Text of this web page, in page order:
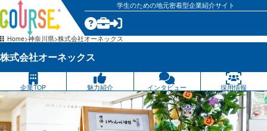
学生のための地元密着型企業紹介サイト
Home 神奈川県 株式会社オーネックス
株式会社オーネックス
企業TOP 魅力紹介 インタビュー 採用情報